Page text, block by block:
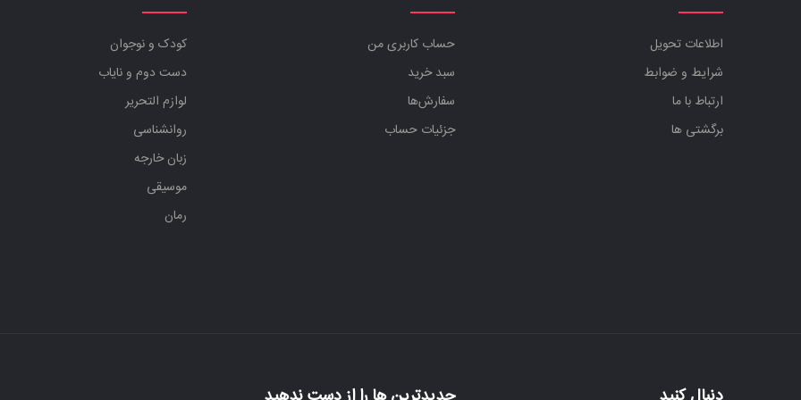
اطلاعات تحویل
شرایط و ضوابط
ارتباط با ما
برگشتی ها
حساب کاربری من
سبد خرید
سفارش‌ها
جزئیات حساب
کودک و نوجوان
دست دوم و نایاب
لوازم التحریر
روانشناسی
زبان خارجه
موسیقی
رمان